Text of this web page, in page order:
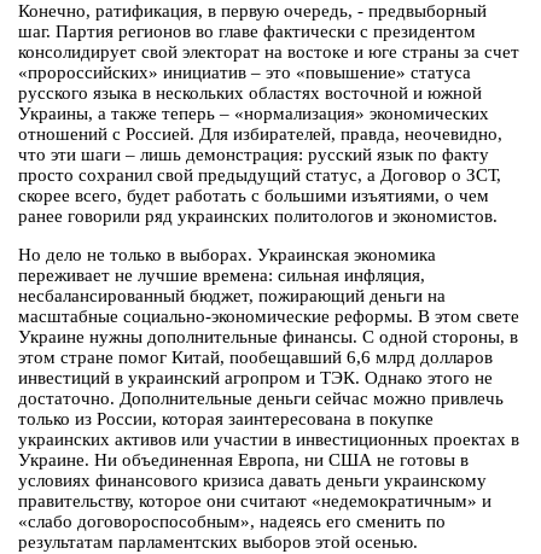
Конечно, ратификация, в первую очередь, - предвыборный
шаг. Партия регионов во главе фактически с президентом
консолидирует свой электорат на востоке и юге страны за счет
«пророссийских» инициатив – это «повышение» статуса
русского языка в нескольких областях восточной и южной
Украины, а также теперь – «нормализация» экономических
отношений с Россией. Для избирателей, правда, неочевидно,
что эти шаги – лишь демонстрация: русский язык по факту
просто сохранил свой предыдущий статус, а Договор о ЗСТ,
скорее всего, будет работать с большими изъятиями, о чем
ранее говорили ряд украинских политологов и экономистов.
Но дело не только в выборах. Украинская экономика
переживает не лучшие времена: сильная инфляция,
несбалансированный бюджет, пожирающий деньги на
масштабные социально-экономические реформы. В этом свете
Украине нужны дополнительные финансы. С одной стороны, в
этом стране помог Китай, пообещавший 6,6 млрд долларов
инвестиций в украинский агропром и ТЭК. Однако этого не
достаточно. Дополнительные деньги сейчас можно привлечь
только из России, которая заинтересована в покупке
украинских активов или участии в инвестиционных проектах в
Украине. Ни объединенная Европа, ни США не готовы в
условиях финансового кризиса давать деньги украинскому
правительству, которое они считают «недемократичным» и
«слабо договороспособным», надеясь его сменить по
результатам парламентских выборов этой осенью.